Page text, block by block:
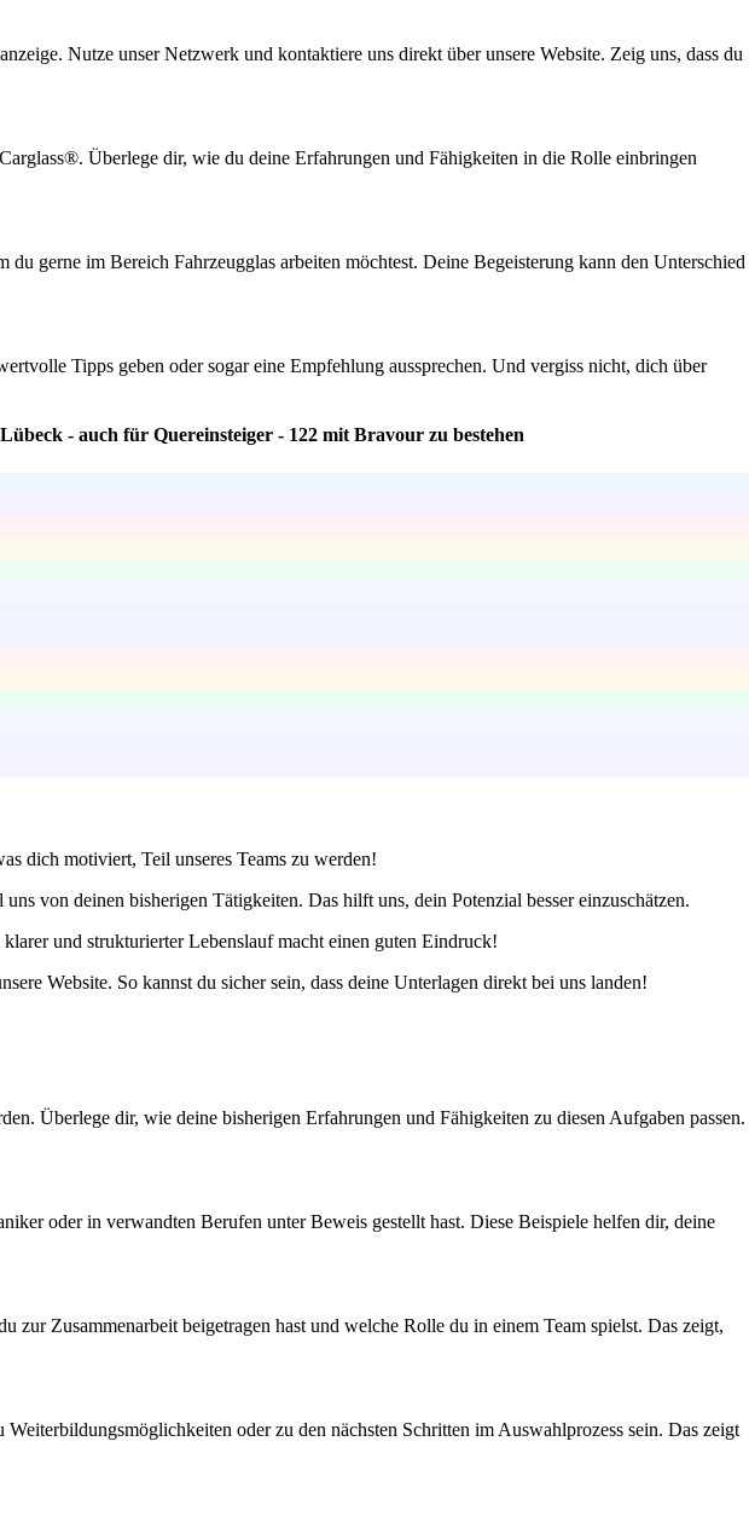
Nutze unser Netzwerk und kontaktiere uns direkt über unsere Website. Zeig uns, dass du
Überlege dir, wie du deine Erfahrungen und Fähigkeiten in die Rolle einbringen
gerne im Bereich Fahrzeugglas arbeiten möchtest. Deine Begeisterung kann den Unterschied
Tipps geben oder sogar eine Empfehlung aussprechen. Und vergiss nicht, dich über
- auch für Quereinsteiger - 122 mit Bravour zu bestehen
dich motiviert, Teil unseres Teams zu werden!
von deinen bisherigen Tätigkeiten. Das hilft uns, dein Potenzial besser einzuschätzen.
und strukturierter Lebenslauf macht einen guten Eindruck!
Website. So kannst du sicher sein, dass deine Unterlagen direkt bei uns landen!
Überlege dir, wie deine bisherigen Erfahrungen und Fähigkeiten zu diesen Aufgaben passen.
oder in verwandten Berufen unter Beweis gestellt hast. Diese Beispiele helfen dir, deine
Zusammenarbeit beigetragen hast und welche Rolle du in einem Team spielst. Das zeigt,
oder zu den nächsten Schritten im Auswahlprozess sein. Das zeigt